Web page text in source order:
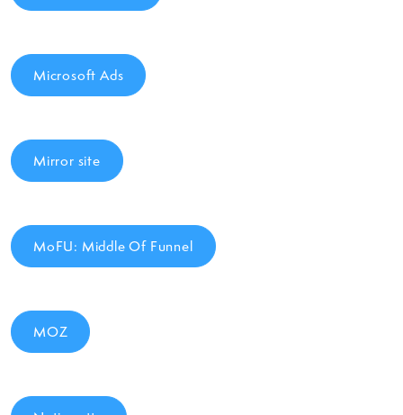
Microsoft Ads
Mirror site
MoFU: Middle Of Funnel
MOZ